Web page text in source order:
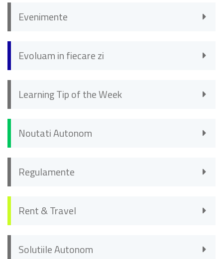
Evenimente
Evoluam in fiecare zi
Learning Tip of the Week
Noutati Autonom
Regulamente
Rent & Travel
Solutiile Autonom